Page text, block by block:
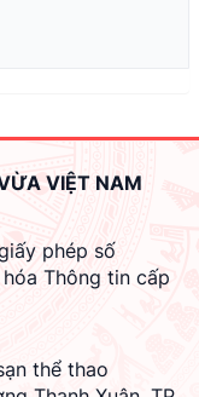
VIỆT NAM
phép số
Thông tin cấp
thể thao